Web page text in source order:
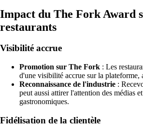
Impact du The Fork Award
restaurants
Visibilité accrue
Promotion sur The Fork : Les
d'une visibilité accrue sur la plateforme,
Reconnaissance de l'industrie :
peut aussi attirer l'attention des médias
gastronomiques.
Fidélisation de la clientèle